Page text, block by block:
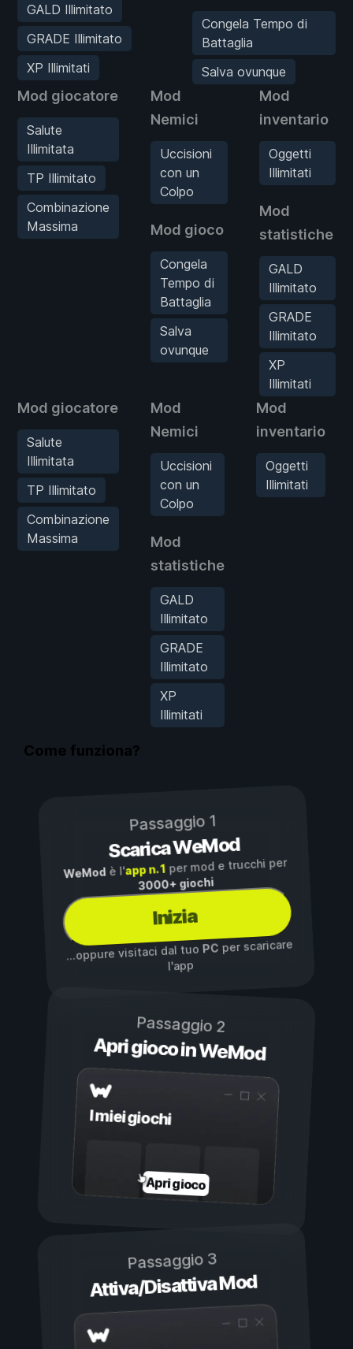
GALD Illimitato
GRADE Illimitato
XP Illimitati
Congela Tempo di
Battaglia
Salva ovunque
Mod giocatore
Salute
Illimitata
TP Illimitato
Combinazione
Massima
Mod
Nemici
Uccisioni
con un
Colpo
Mod gioco
Congela
Tempo di
Battaglia
Salva
ovunque
Mod
inventario
Oggetti
Illimitati
Mod
statistiche
GALD
Illimitato
GRADE
Illimitato
XP
Illimitati
Mod giocatore
Salute
Illimitata
TP Illimitato
Combinazione
Massima
Mod
Nemici
Uccisioni
con un
Colpo
Mod
statistiche
GALD
Illimitato
GRADE
Illimitato
XP
Illimitati
Mod
inventario
Oggetti
Illimitati
Come funziona?
Passaggio 1
Scarica WeMod
WeMod è l'app n. 1per mod e trucchi per
3000+ giochi
Inizia
...oppure visitaci dal tuoPC per scaricare
l'app
Passaggio 2
Apri gioco in WeMod
I miei giochi
Apri gioco
Passaggio 3
Attiva/Disattiva Mod